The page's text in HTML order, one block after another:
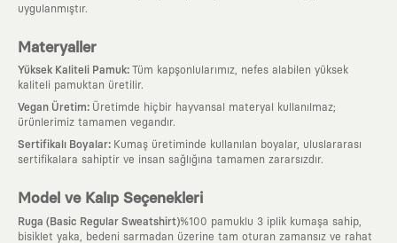
uygulanmıştır.
Materyaller
Yüksek Kaliteli Pamuk: Tüm kapşonlularımız, nefes alabilen yüksek
kaliteli pamuktan üretilir.
Vegan Üretim: Üretimde hiçbir hayvansal materyal kullanılmaz;
ürünlerimiz tamamen vegandır.
Sertifikalı Boyalar: Kumaş üretiminde kullanılan boyalar, uluslararası
sertifikalara sahiptir ve insan sağlığına tamamen zararsızdır.
Model ve Kalıp Seçenekleri
Ruga (Basic Regular Sweatshirt)%100 pamuklu 3 iplik kumaşa sahip,
bisiklet yaka, bedeni sarmadan üzerine tam oturan zamansız ve rahat